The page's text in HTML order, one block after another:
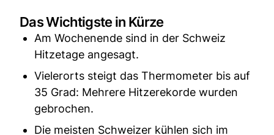
Das Wichtigste in Kürze
Am Wochenende sind in der Schweiz
Hitzetage angesagt.
Vielerorts steigt das Thermometer bis auf
35 Grad: Mehrere Hitzerekorde wurden
gebrochen.
Die meisten Schweizer kühlen sich im